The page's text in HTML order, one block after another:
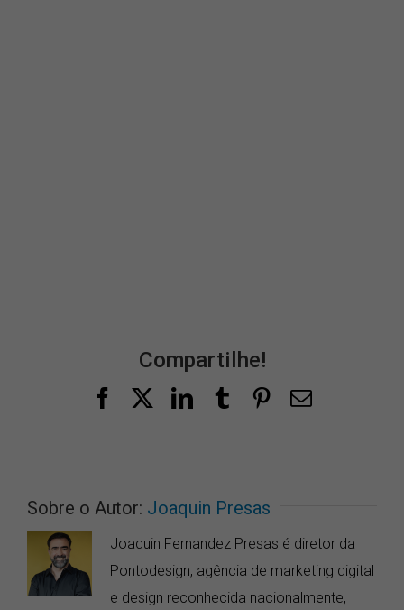
Compartilhe!
FacebookLinkedInTumblrPinterest
E-
Sobre o Autor: Joaquin Presas
Joaquin Fernandez Presas é diretor da
Pontodesign, agência de marketing digital
e design reconhecida nacionalmente,